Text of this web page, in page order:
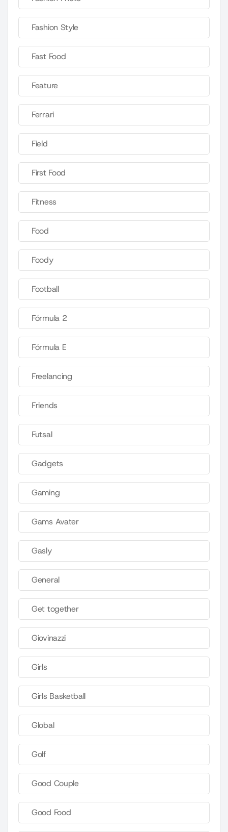
Fashion Style
Fast Food
Feature
Ferrari
Field
First Food
Fitness
Food
Foody
Football
Fórmula 2
Fórmula E
Freelancing
Friends
Futsal
Gadgets
Gaming
Gams Avater
Gasly
General
Get together
Giovinazzi
Girls
Girls Basketball
Global
Golf
Good Couple
Good Food